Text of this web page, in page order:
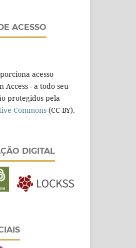
ACESSO
acesso
Access - a todo seu
protegidos pela
Commons (CC-BY).
DIGITAL